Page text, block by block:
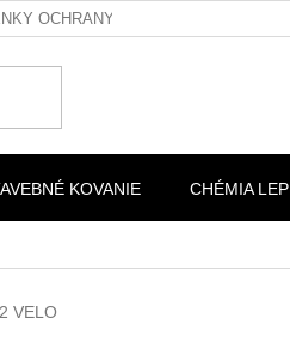
OCHRANY OSOBNÝCH ÚDAJOV
KOVANIE CHÉMIA
VELO